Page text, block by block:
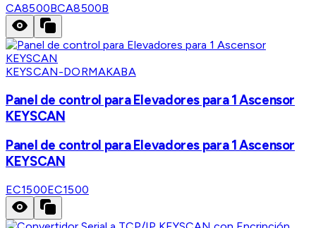
CA8500BCA8500B
KEYSCAN-DORMAKABA
Panel de control para Elevadores para 1 Ascensor
KEYSCAN
Panel de control para Elevadores para 1 Ascensor
KEYSCAN
EC1500EC1500